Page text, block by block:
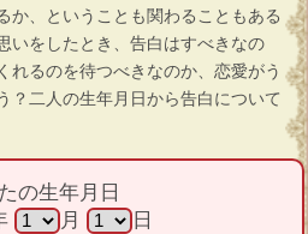
か、ということも関わることもある
いをしたとき、告白はすべきなの
れるのを待つべきなのか、恋愛がう
？二人の生年月日から告白について
の生年月日
月 日